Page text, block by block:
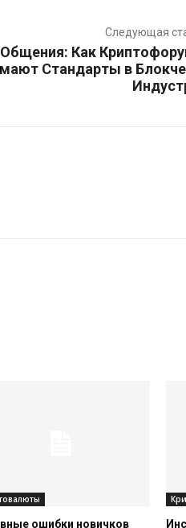
Следующая
Как
Стандарты в
ошибки новичков